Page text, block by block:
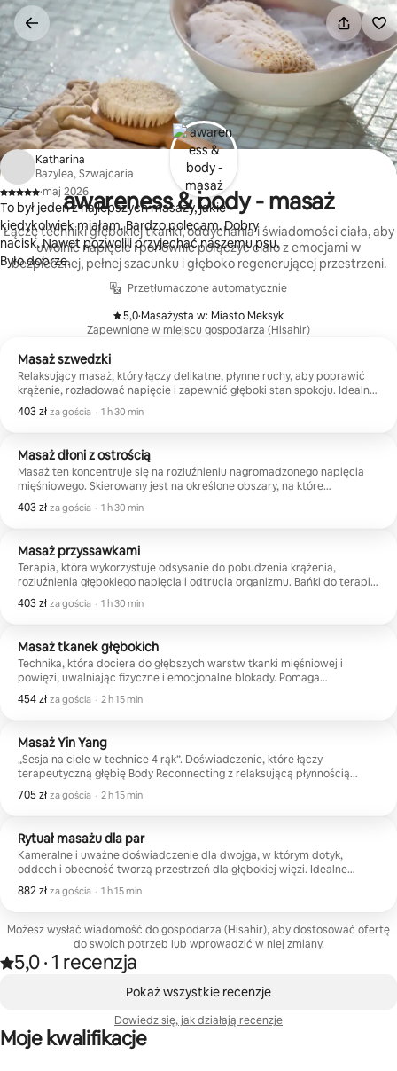
Przejdź
do
treści
awareness & body - masaż
Łączę techniki głębokiej tkanki, oddychania i świadomości ciała, aby
uwolnić napięcie i ponownie połączyć ciało z emocjami w
bezpiecznej, pełnej szacunku i głęboko regenerującej przestrzeni.
Przetłumaczone automatycznie
5,0
, ·Masażysta w: Miasto Meksyk
Zapewnione w miejscu gospodarza (Hisahir)
Masaż szwedzki
Relaksujący masaż, który łączy delikatne, płynne ruchy, aby poprawić
krążenie, rozładować napięcie i zapewnić głęboki stan spokoju. Idealna
do redukcji stresu, odprężenia układu nerwowego i ponownego
połączenia się z ciałem poprzez delikatność i dobre samopoczucie.
403 zł za gościa
403 zł za gościa
, · 1 h 30 min
Masaż dłoni z ostrością
Masaż ten koncentruje się na rozluźnieniu nagromadzonego napięcia
mięśniowego. Skierowany jest na określone obszary, na które
wywierany jest silny nacisk w celu rozluźnienia przykurczów, poprawy
ruchomości i zmniejszenia bólu fizycznego. Idealny dla osób, które
fizyczną lub codzienną rutyną.
403 zł za gościa
403 zł za gościa
, · 1 h 30 min
Masaż przyssawkami
Terapia, która wykorzystuje odsysanie do pobudzenia krążenia,
rozluźnienia głębokiego napięcia i odtrucia organizmu. Bańki do terapii
bańkowej pomagają rozluźnić powięź, złagodzić ból mięśni i aktywować
naturalne procesy regeneracji. Idealny do relaksu, ukojenia
i wyzwalające doznania.
403 zł za gościa
403 zł za gościa
, · 1 h 30 min
Masaż tkanek głębokich
Technika, która dociera do głębszych warstw tkanki mięśniowej i
powięzi, uwalniając fizyczne i emocjonalne blokady. Pomaga
rozładować przewlekłe napięcie, poprawić postawę i zapewnić
organizmowi uczucie głębokiej, długotrwałej ulgi.
454 zł za gościa
454 zł za gościa
, · 2 h 15 min
Masaż Yin Yang
„Sesja na ciele w technice 4 rąk”. Doświadczenie, które łączy
terapeutyczną głębię Body Reconnecting z relaksującą płynnością
masażu szwedzkiego (relaksującego), tworząc równowagę między
uwolnieniem a głębokim odpoczynkiem.
705 zł za gościa
705 zł za gościa
, · 2 h 15 min
Rytuał masażu dla par
Kameralne i uważne doświadczenie dla dwojga, w którym dotyk,
oddech i obecność tworzą przestrzeń dla głębokiej więzi. Idealne
miejsce, aby wzmocnić więź, wspólnie się zrelaksować i spędzić chwilę
pełną dobrego samopoczucia, troski i harmonii jako para.
882 zł za gościa
882 zł za gościa
, · 1 h 15 min
Możesz wysłać wiadomość do gospodarza (Hisahir), aby dostosować ofertę
do swoich potrzeb lub wprowadzić w niej zmiany.
Ocena 5,0 na 5 gwiazdek na podstawie 1 recenzji
5,0
, ·1 recenzja
Katharina
Bazylea, Szwajcaria
,
·maj 2026
To był jeden z najlepszych masaży, jakie
kiedykolwiek miałam. Bardzo polecam. Dobry
nacisk. Nawet pozwolili przyjechać naszemu psu.
Było dobrze.
Pokaż wszystkie recenzje
Dowiedz się, jak działają recenzje
Moje kwalifikacje